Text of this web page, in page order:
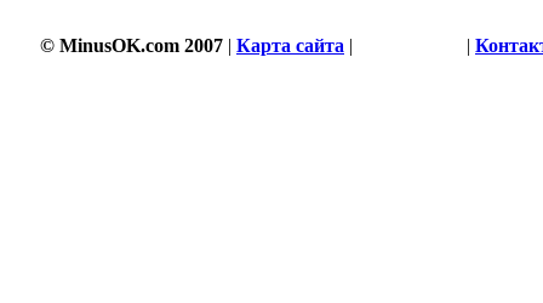
© MinusOK.com 2007 | Карта сайта | |